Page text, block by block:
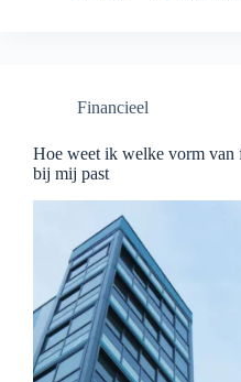
Financieel
Hoe weet ik welke vorm van
bij mij past